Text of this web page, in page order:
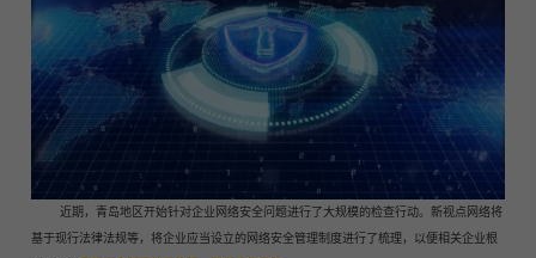
近期，青岛地区开始针对企业网络安全问题进行了大规模的检查行动。新视点网络将
基于现行法律法规等，将企业应当设立的网络安全管理制度进行了梳理，以便相关企业根